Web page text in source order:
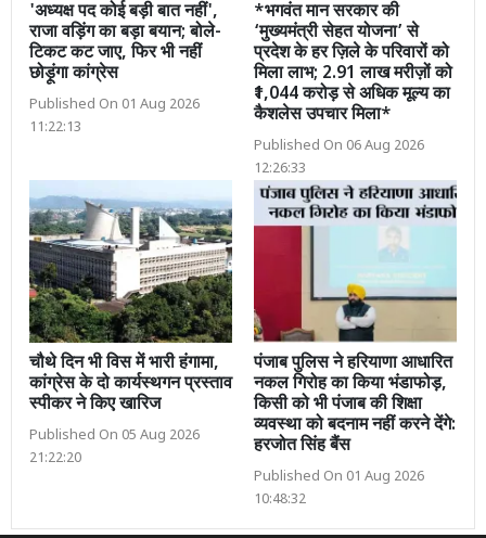
'अध्यक्ष पद कोई बड़ी बात नहीं',
राजा वड़िंग का बड़ा बयान; बोले-
टिकट कट जाए, फिर भी नहीं
छोड़ूंगा कांग्रेस
Published On 01 Aug 2026
11:22:13
*भगवंत मान सरकार की
‘मुख्यमंत्री सेहत योजना’ से
प्रदेश के हर ज़िले के परिवारों को
मिला लाभ; 2.91 लाख मरीज़ों को
₹1,044 करोड़ से अधिक मूल्य का
कैशलेस उपचार मिला*
Published On 06 Aug 2026
12:26:33
चौथे दिन भी विस में भारी हंगामा,
कांग्रेस के दो कार्यस्थगन प्रस्ताव
स्पीकर ने किए खारिज
Published On 05 Aug 2026
21:22:20
पंजाब पुलिस ने हरियाणा आधारित
नकल गिरोह का किया भंडाफोड़,
किसी को भी पंजाब की शिक्षा
व्यवस्था को बदनाम नहीं करने देंगे:
हरजोत सिंह बैंस
Published On 01 Aug 2026
10:48:32